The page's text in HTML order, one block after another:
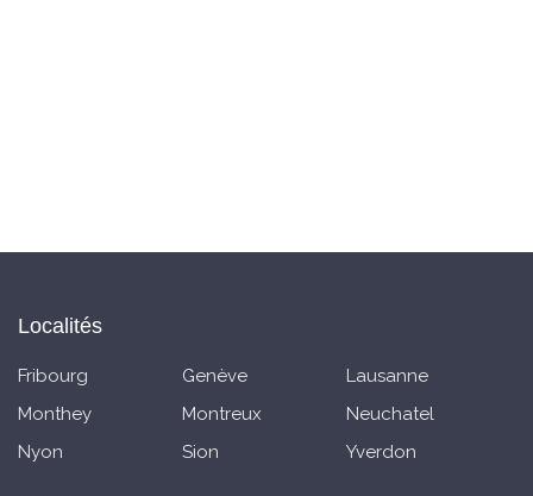
Localités
Fribourg Genève
Lausanne
Monthey
Montreux
Neuchatel
Nyon
Sion Yverdon